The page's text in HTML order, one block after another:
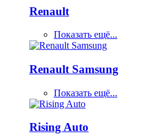
Renault
Показать ещё...
Renault Samsung
Показать ещё...
Rising Auto